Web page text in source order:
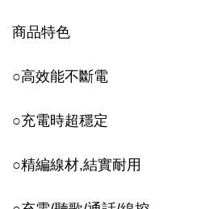
商品特色
○高效能不斷電
○充電時超穩定
○精編線材,結實耐用